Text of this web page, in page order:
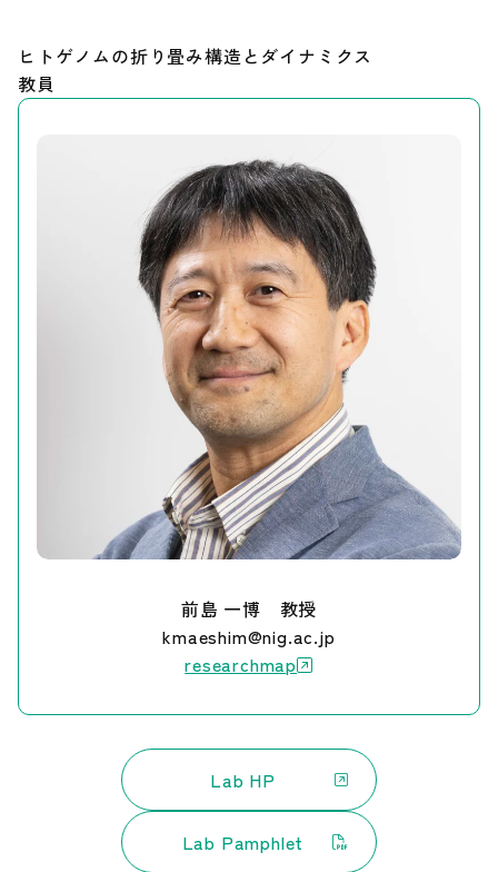
Our Research（最新の研究成果）
サイトポリシー
ヒトゲノムの折り畳み構造とダイナミクス
教員
前島 一博 教授
kmaeshim@nig.ac.jp
researchmap
Lab HP
Lab Pamphlet